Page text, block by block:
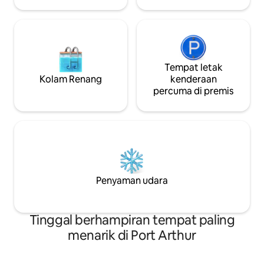
Kolam Renang
Tempat letak
kenderaan
percuma di premis
Penyaman udara
Tinggal berhampiran tempat paling
menarik di Port Arthur